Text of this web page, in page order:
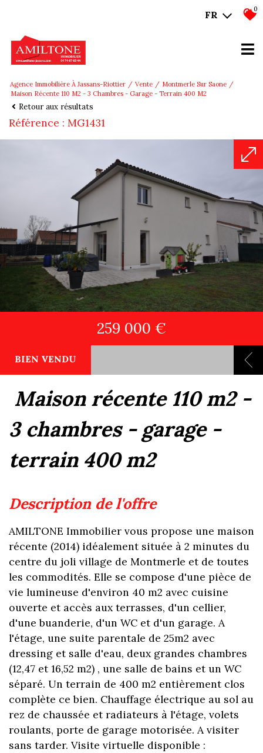
FR
0
Agence Immobilière À Jassans-Riottier Vente
Montmerle Sur Saone
Maison Récente 110 M2 - 3 Chambres - Garage - Terrain 400 M2
Retour aux résultats
Référence : MG1431
BIEN VENDU
259 000 €
maison récente 110 m2 -
3 chambres - garage -
terrain 400 m2
description de l'offre
AMILTONE Immobilier vous propose une maison
récente (2014) idéalement située à 2 minutes du
centre du joli village de Montmerle et de toutes
les commodités. Elle se compose d'une pièce de
vie lumineuse d'environ 40 m2 avec cuisine
ouverte et accès aux terrasses, d'un cellier,
d'une buanderie, d'un WC et d'un garage. A
l'étage, une suite parentale de 25m2 avec
dressing et salle d'eau, deux grandes chambres
(12,47 et 16,52 m2) , une salle de bains et un WC
séparé. Un terrain de 400 m2 entièrement clos
complète ce bien. Chauffage électrique au sol au
rez de chaussée et radiateurs à l'étage, volets
roulants, porte de garage motorisée. A visiter
sans tarder. Visite virtuelle disponible :